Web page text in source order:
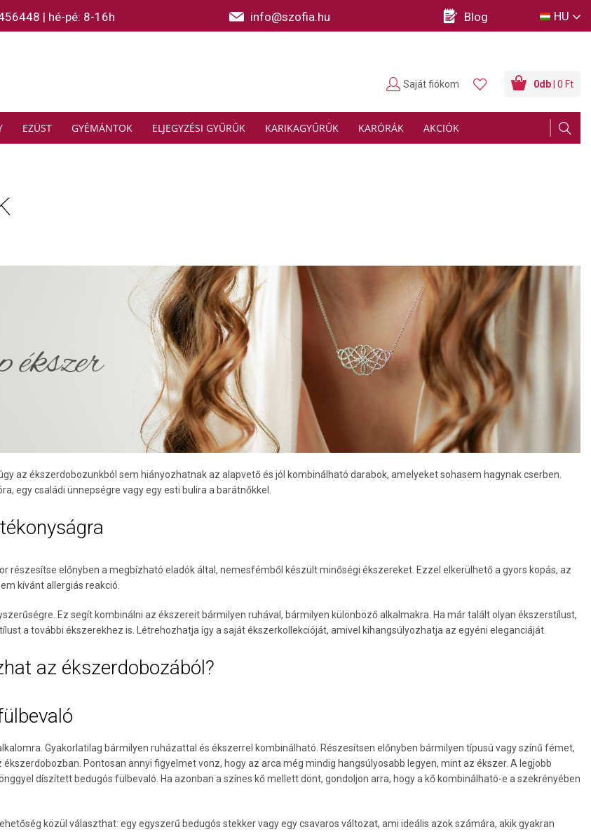
| hé-pé: 8-16h info@szofia.hu Blog HU
EZÜST GYÉMÁNTOK ELJEGYZÉSI GYŰRŰK KARIKAGYŰRŰK KARÓRÁK AKCIÓK
0db | 0 Ft
Saját fiókom
az ékszerdobozunkból sem hiányozhatnak az alapvető és jól kombinálható darabok, amelyeket sohasem hagynak cserben.
egy családi ünnepségre vagy egy esti bulira a barátnőkkel.
részesítse előnyben a megbízható eladók által, nemesfémből készült minőségi ékszereket. Ezzel elkerülhető a gyors kopás, az
kívánt allergiás reakció.
Ez segít kombinálni az ékszereit bármilyen ruhával, bármilyen különböző alkalmakra. Ha már talált olyan ékszerstílust,
a további ékszerekhez is. Létrehozhatja így a saját ékszerkollekcióját, amivel kihangsúlyozhatja az egyéni eleganciáját.
az ékszerdobozából?
Gyakorlatilag bármilyen ruházattal és ékszerrel kombinálható. Részesítsen előnyben bármilyen típusú vagy színű fémet,
Pontosan annyi figyelmet vonz, hogy az arca még mindig hangsúlyosabb legyen, mint az ékszer. A legjobb
díszített bedugós fülbevaló. Ha azonban a színes kő mellett dönt, gondoljon arra, hogy a kő kombinálható-e a szekrényében
közül választhat: egy egyszerű bedugós stekker vagy egy csavaros változat, ami ideális azok számára, akik gyakran